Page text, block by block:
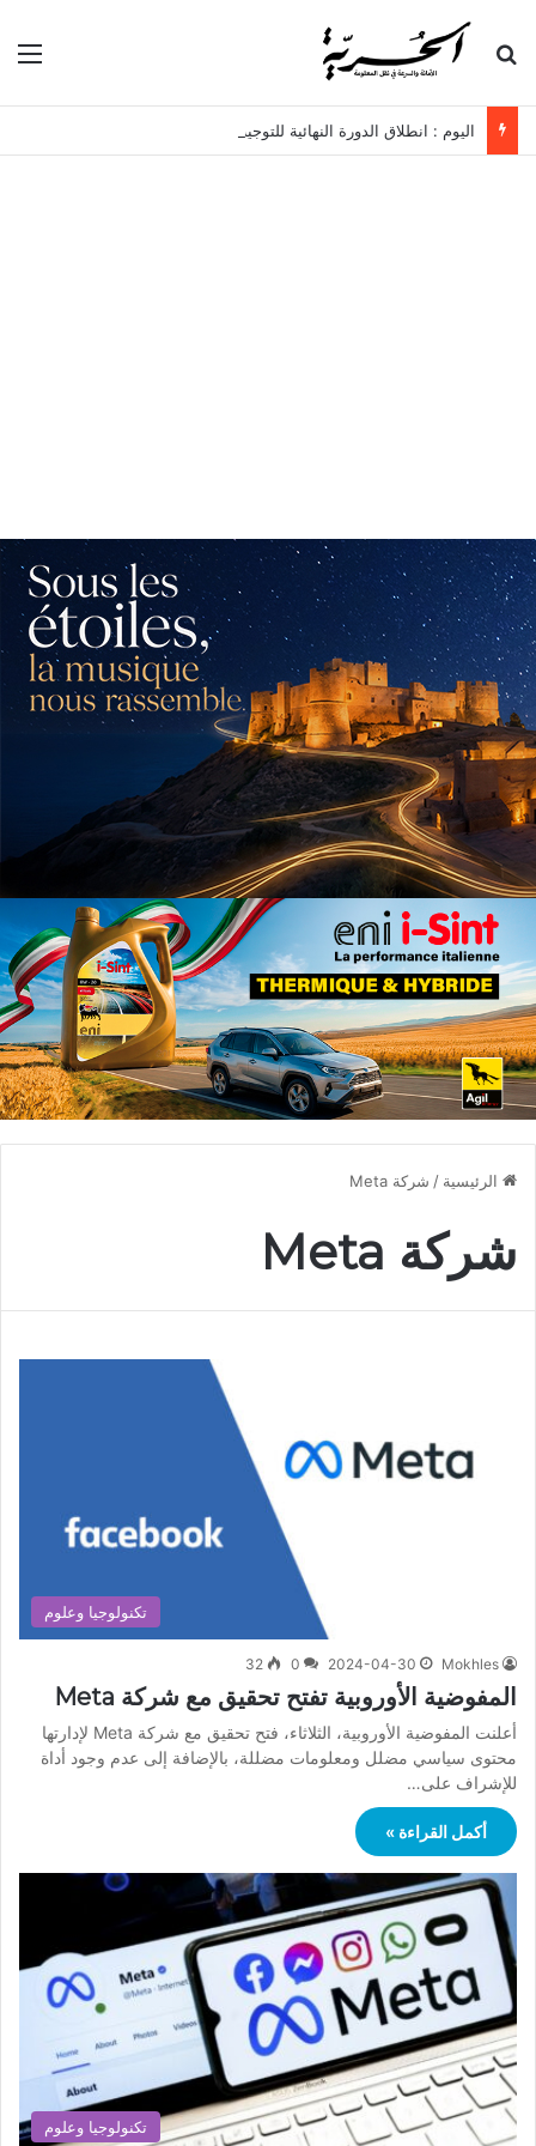
بحث عن
اليوم : انطلاق الدورة النهائية للتوجيه الجامعي
الرئيسية / شركة Meta
شركة Meta
تكنولوجيا وعلوم
Mokhles
2024-04-30
0
32
المفوضية الأوروبية تفتح تحقيق مع شركة Meta
أعلنت المفوضية الأوروبية، الثلاثاء، فتح تحقيق مع شركة Meta لإدارتها
محتوى سياسي مضلل ومعلومات مضللة، بالإضافة إلى عدم وجود أداة
للإشراف على…
أكمل القراءة »
تكنولوجيا وعلوم